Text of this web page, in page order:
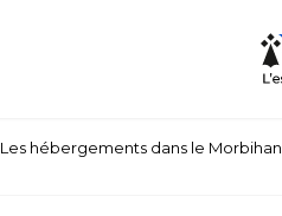
Les hébergements dans le Morbihan